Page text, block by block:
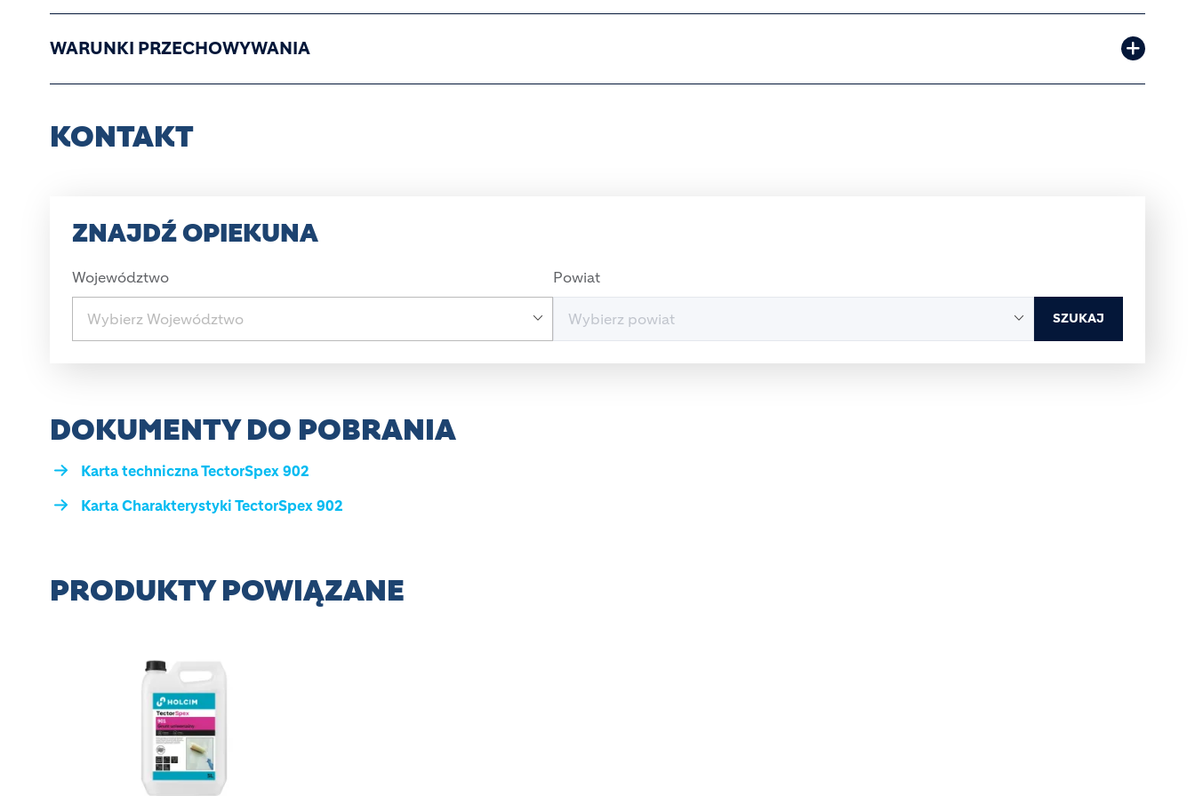
WARUNKI PRZECHOWYWANIA
KONTAKT
ZNAJDŹ OPIEKUNA
Województwo Powiat
SZUKAJ
DOKUMENTY DO POBRANIA
Karta techniczna TectorSpex 902
Karta Charakterystyki TectorSpex 902
PRODUKTY POWIĄZANE